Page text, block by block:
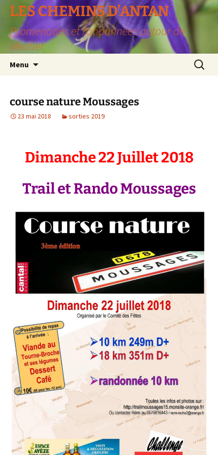
LES CHEMINS D’ANTAN
Promenades et randonnées autour de
Meallet
Menu
course nature Moussages
23 mai 2018 sorties 2019
Dimanche 22 Juillet 2018
Trail et Rando Moussages